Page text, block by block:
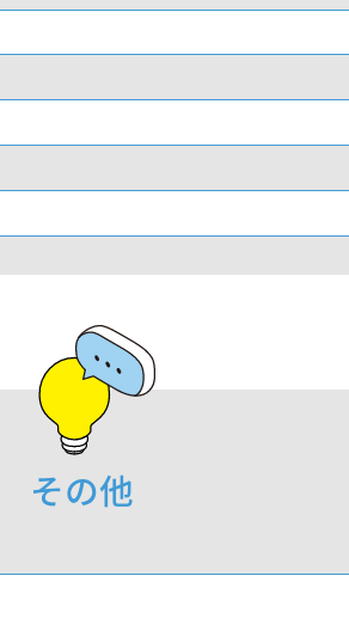
その他